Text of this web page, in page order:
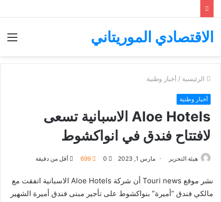
الاقتصادي الموريتاني
الرئيسية / أخبار وطنية
أخبار وطنية
‏Aloe Hotels الاسبانية تسعى
لافتتاح فندق في انواكشوط
هيئة التحرير مارس 1, 2023 0
699 أقل من دقيقة
نشر موقع Touri news أن شركة ‏Aloe Hotels الاسبانية اتفقت مع
مالكي فندق “أميرة” بنواكشوط على تأجير مبنى فندق أميرة الشهير